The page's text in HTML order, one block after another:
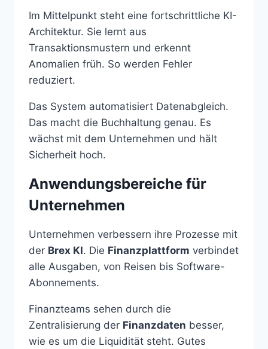
Im Mittelpunkt steht eine fortschrittliche KI-
Architektur. Sie lernt aus
Transaktionsmustern und erkennt
Anomalien früh. So werden Fehler
reduziert.
Das System automatisiert Datenabgleich.
Das macht die Buchhaltung genau. Es
wächst mit dem Unternehmen und hält
Sicherheit hoch.
Anwendungsbereiche für
Unternehmen
Unternehmen verbessern ihre Prozesse mit
der Brex KI. Die Finanzplattform verbindet
alle Ausgaben, von Reisen bis Software-
Abonnements.
Finanzteams sehen durch die
Zentralisierung der Finanzdaten besser,
wie es um die Liquidität steht. Gutes